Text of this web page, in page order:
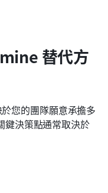
替代方
您的團隊願意承擔多
鍵決策點通常取決於